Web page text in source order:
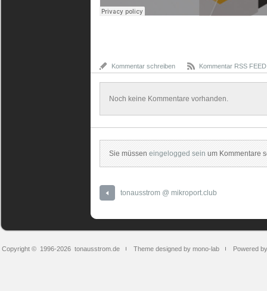
Kommentar schreiben Kommentar RSS FEED
Noch keine Kommentare vorhanden.
Sie müsseneingelogged seinum Kommentare
tonausstrom @ mikroport.club
Copyright © 1996-2026 tonausstrom.de Theme designed by mono-lab Powered